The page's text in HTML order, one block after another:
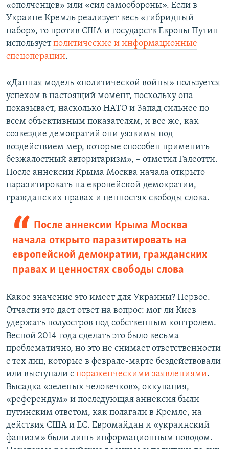
«ополченцев» или «сил самообороны». Если в
Украине Кремль реализует весь «гибридный
набор», то против США и государств Европы Путин
используетполитические и информационные
спецоперации.
«Данная модель «политической войны» пользуется
успехом в настоящий момент, поскольку она
показывает, насколько НАТО и Запад сильнее по
всем объективным показателям, и все же, как
созвездие демократий они уязвимы под
воздействием мер, которые способен применить
безжалостный авторитаризм», – отметил Галеотти.
После аннексии Крыма Москва начала открыто
паразитировать на европейской демократии,
гражданских правах и ценностях свободы слова.
После аннексии Крыма Москва
начала открыто паразитировать на
европейской демократии, гражданских
правах и ценностях свободы слова
Какое значение это имеет для Украины? Первое.
Отчасти это дает ответ на вопрос: мог ли Киев
удержать полуостров под собственным контролем.
Весной 2014 года сделать это было весьма
проблематично, но это не снимает ответственности
с тех лиц, которые в феврале-марте бездействовали
или выступали с пораженческими заявлениями.
Высадка «зеленых человечков», оккупация,
«референдум» и последующая аннексия были
путинским ответом, как полагали в Кремле, на
действия США и ЕС. Евромайдан и «украинский
фашизм» были лишь информационным поводом.